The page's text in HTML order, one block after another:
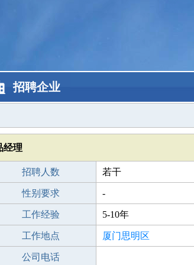
招聘企业
经理
招聘人数 若干
性别要求 -
工作经验 5-10年
工作地点 厦门思明区
公司电话